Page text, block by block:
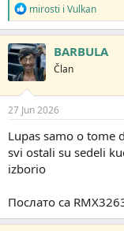
R
e
a
g
o
v
a
n
j
:
mirosti i Vulkan
BARBULA
Član
27 Jun 2026
Lupas samo o tome
svi ostali su sedeli
izborio
Послато са